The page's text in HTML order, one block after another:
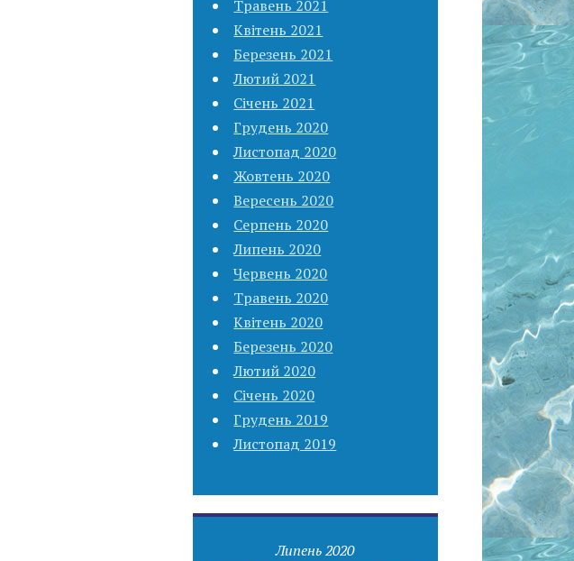
Травень 2021
Квітень 2021
Березень 2021
Лютий 2021
Січень 2021
Грудень 2020
Листопад 2020
Жовтень 2020
Вересень 2020
Серпень 2020
Липень 2020
Червень 2020
Травень 2020
Квітень 2020
Березень 2020
Лютий 2020
Січень 2020
Грудень 2019
Листопад 2019
Липень 2020